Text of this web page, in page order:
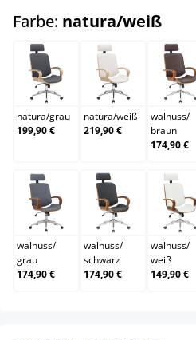
Farbe: natura/weiß
natura/grau
natura/grau
199,90 €
natura/weiß
natura/weiß
219,90 €
walnuss/
braun
174,90 €
walnuss/grau
walnuss/
grau
174,90 €
walnuss/
walnuss/
schwarz
174,90 €
walnuss/
weiß
149,90 €